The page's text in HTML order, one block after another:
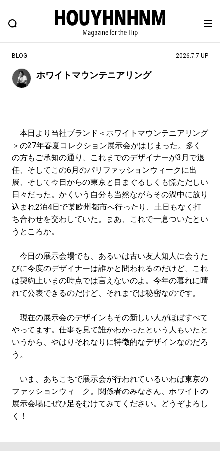
BLOG SNAP
ヒップなファッション、カルチャー、ライフスタイルWEBマガジン
#NEW VINTAGE #マイナーグッド図鑑
#路地裏てぃーん。 #MONTHLY JOURNAL
#GH 銘品の所以 #フイナムのYouTube
#Commune H #FOCUS IT #AH.H
#ととけん #FASHION #MUSIC #MOVIE
#LIFESTYLE #SNEAKER #OUTDOOR
#SPORTS
BLOG 2026.7.7 UP
ホワイトマウンテニアリング
本日より当社ブランド＜ホワイトマウンテニアリング
＞の27年春夏コレクション展示会がはじまった。多く
の方もご承知の通り、これまでのデザイナーが3月で退
任、そしてこの6月のパリファッションウィークに出
展、そして今日からの東京と目まぐるしくも慌ただしい
日々だった。かくいう自分も当然ながらその渦中に放り
込まれ2泊4日で某欧州都市へ行ったり、土日もなく打
ち合わせを交わしていた。まあ、これで一息ついたとい
うところか。
今日の展示会場でも、あるいは古い友人知人に会うた
びに今度のデザイナーは誰かと問われるのだけど、これ
は契約上いまの時点では言えないのよ。今年の暮れに晴
れて公表できるのだけど、それまでは秘密なのです。
現在の展示会のデザインもその新しい人がほぼすべて
やってます。仕事を見て誰かわかったという人もいたと
いうから、やはりそれなりに特徴的なデザインなのだろ
う。
いま、あちこちで展示会が行われているいわば東京の
ファッションウィーク。関係者のみなさん、ホワイトの
展示会場にぜひ足をむけてみてください。どうぞよろし
く！